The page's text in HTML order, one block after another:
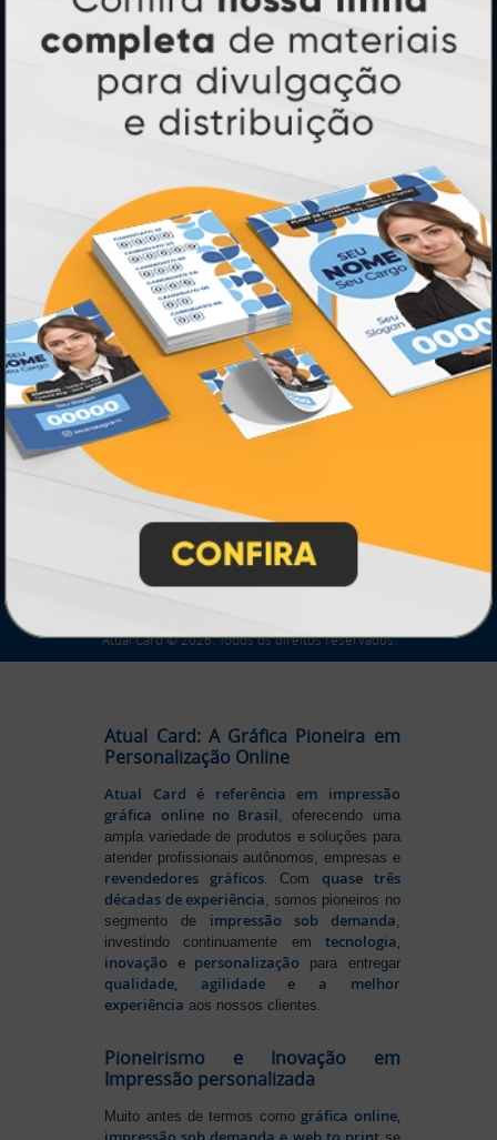
serviço, conforme legislação pertinente.
PARTICIPE
SEGURANÇA
Atual Card © 2026. Todos os direitos reservados.
Atual Card: A Gráfica Pioneira em
Personalização Online
Atual Card é referência em impressão
gráfica online no Brasil , oferecendo uma
ampla variedade de produtos e soluções para
atender profissionais autônomos, empresas e
revendedores gráficos. Comquase três
décadas de experiência , somos pioneiros no
segmento de impressão sob demanda
investindo continuamente em tecnologia,
inovação e personalização para entregar
qualidade, agilidade e a melhor
experiência aos nossos clientes.
Pioneirismo e Inovação em
Impressão personalizada
Muito antes de termos como gráfica online,